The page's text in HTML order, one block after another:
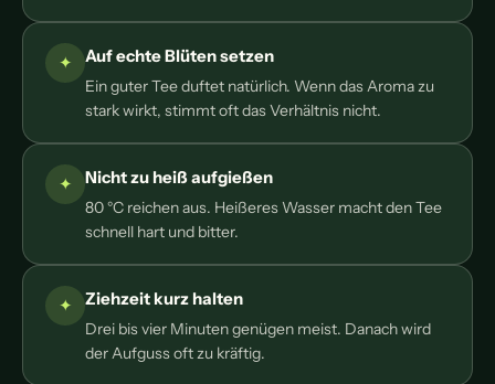
Auf echte Blüten setzen
Ein guter Tee duftet natürlich. Wenn das Aroma zu
stark wirkt, stimmt oft das Verhältnis nicht.
Nicht zu heiß aufgießen
80 °C reichen aus. Heißeres Wasser macht den Tee
schnell hart und bitter.
Ziehzeit kurz halten
Drei bis vier Minuten genügen meist. Danach wird
der Aufguss oft zu kräftig.